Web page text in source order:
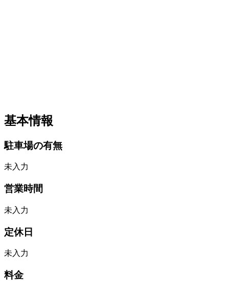
基本情報
駐車場の有無
未入力
営業時間
未入力
定休日
未入力
料金